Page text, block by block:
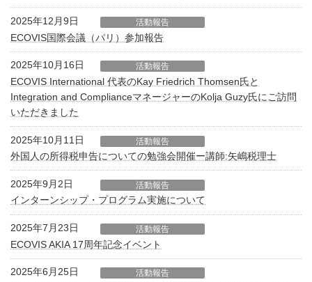
2025年12月9日 活動報告
ECOVIS国際会議（パリ）参加報告
2025年10月16日 活動報告
ECOVIS International 代表のKay Friedrich Thomsen氏と
Integration and ComplianceマネージャーのKolja Guzy氏にご訪問
いただきました
2025年10月11日 活動報告
外国人の所得税申告についての勉強会開催ー講師:矢嶋税理士
2025年9月2日 活動報告
インターンシップ・プログラム実施について
2025年7月23日 活動報告
ECOVIS AKIA 17周年記念イベント
2025年6月25日 活動報告